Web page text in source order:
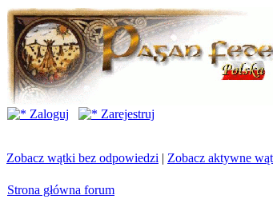
Zaloguj
Zarejestruj
Zobacz wątki bez odpowiedzi | Zobacz aktywne
Strona główna forum